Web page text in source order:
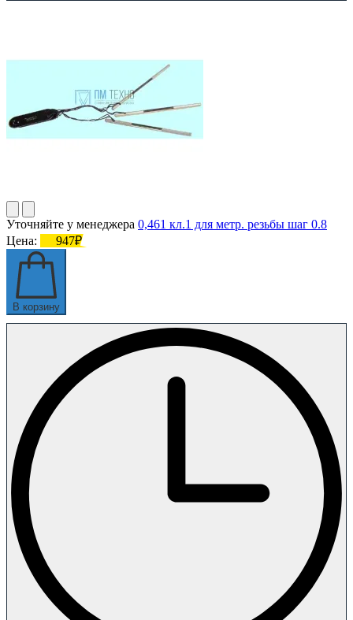
Уточняйте у менеджера 0,461 кл.1 для метр. резьбы шаг 0.8
Цена:
947₽
В корзину